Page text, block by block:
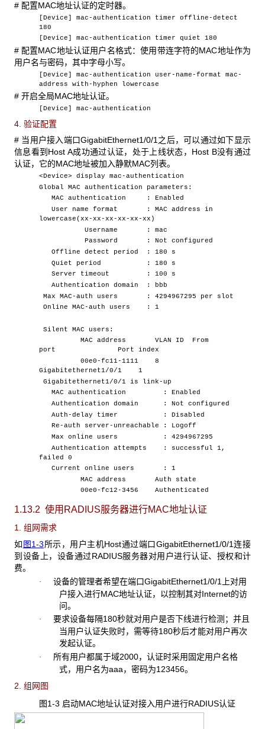
# 配置MAC地址认证的定时器。
[Device] mac-authentication timer offline-detect
180
[Device] mac-authentication timer quiet 180
#配置MAC地址认证用户名格式：使用带连字符的MAC地址作为
用户名与密码，其中字母小写。
[Device] mac-authentication user-name-format mac-
address with-hyphen lowercase
# 开启全局MAC地址认证。
[Device] mac-authentication
4. 验证配置
# 当用户接入端口GigabitEthernet1/0/1之后，可以通过如下显示
信息看到Host A成功通过认证，处于上线状态，Host B没有通过
认证，它的MAC地址被加入静默MAC列表。
<Device> display mac-authentication
Global MAC authentication parameters:
MAC authentication : Enabled
User name format : MAC address in
lowercase(xx-xx-xx-xx-xx-xx)
Username : mac
Password : Not configured
Offline detect period : 180 s
Quiet period : 180 s
Server timeout : 100 s
Authentication domain : bbb
Max MAC-auth users : 4294967295 per slot
Online MAC-auth users : 1
Silent MAC users:
MAC address VLAN ID From
port Port index
00e0-fc11-1111 8
Gigabitethernet1/0/1 1
Gigabitethernet1/0/1 is link-up
MAC authentication : Enabled
Authentication domain : Not configured
Auth-delay timer : Disabled
Re-auth server-unreachable : Logoff
Max online users : 4294967295
Authentication attempts : successful 1,
failed 0
Current online users : 1
MAC address Auth state
00e0-fc12-3456 Authenticated
1.13.2 使用RADIUS服务器进行MAC地址认证
1. 组网需求
如 图1-3所示，用户主机Host通过端口GigabitEthernet1/0/1连接
到设备上，设备通过RADIUS服务器对用户进行认证、授权和计
费。
· 设备的管理者希望在端口GigabitEthernet1/0/1
上对用
户接入进行MAC地址认证，以控制其对Internet的访
问。
· 要求设备每隔180秒就对用户是否下线进行检测；并且
当用户认证失败时，需等待180秒后才能对用户再次
发起认证。
· 所有用户都属于域2000，认证时采用固定用户名格
式，用户名为aaa，密码为123456。
2. 组网图
图1-3 启动MAC地址认证对接入用户进行RADIUS认证